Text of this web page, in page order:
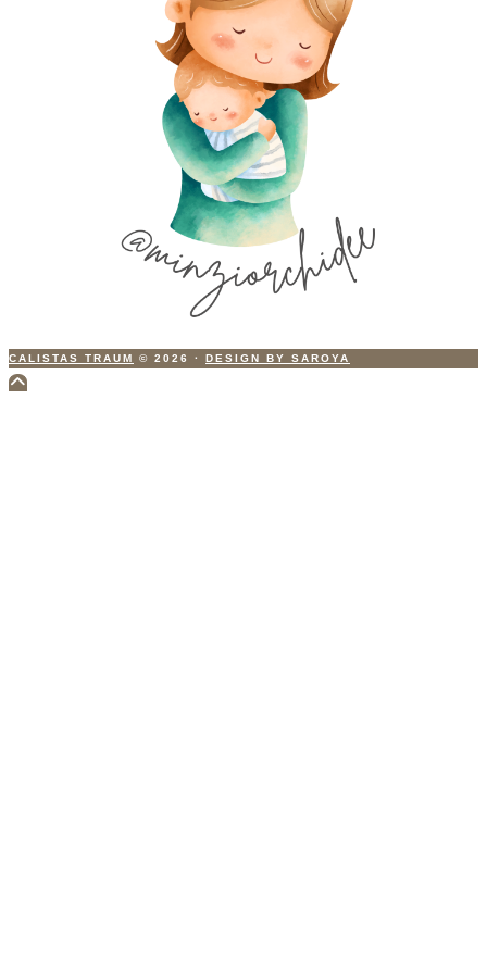
CALISTAS TRAUM © 2026 · DESIGN BY SAROYA
Scroll